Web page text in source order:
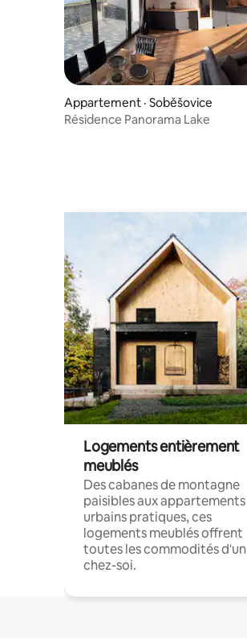
Appartement · Soběšovice
Résidence Panorama Lake
Logements entièrement
meublés
Des cabanes de montagne
paisibles aux appartements
urbains pratiques, ces
logements meublés offrent
toutes les commodités d'un
chez-soi.